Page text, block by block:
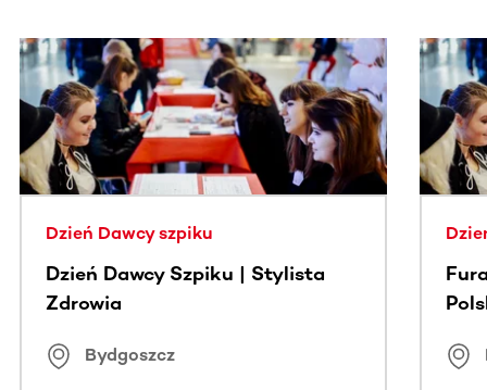
Ta sekcja zawiera treści przewijane w poziomie. Użyj
Dzień Dawcy szpiku
Dzień Dawcy Szpiku | Stylista
Zdrowia
Bydgoszcz